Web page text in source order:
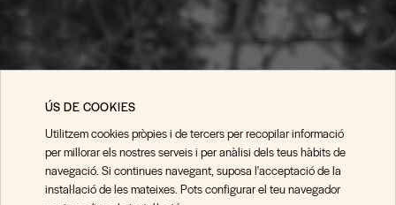
ÚS DE COOKIES
Utilitzem cookies pròpies i de tercers per recopilar informació
per millorar els nostres serveis i per anàlisi dels teus hàbits de
navegació. Si continues navegant, suposa l'acceptació de la
instal·lació de les mateixes. Pots configurar el teu navegador